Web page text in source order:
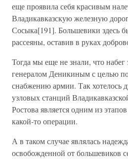
еще проявила себя красивым
Владикавказскую железную
Сосыка[191]. Большевики здесь
рассеяны, оставив в руках
Тогда мы еще не знали, что
генералом Деникиным с целью
снабжению армии. Так хотелось
узловых станций
Ростова является одним из
какой-то операции.
А в таком случае являлась
освобожденной от большевиков